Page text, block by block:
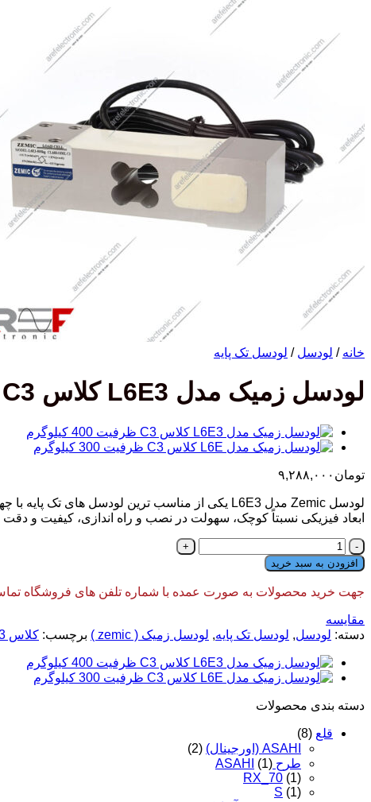
خانه / لودسل / لودسل تک پایه
لودسل زمیک مدل L6E3 کلاس C3 ظرفیت 500 کیلوگرم
تومان ۹,۲۸۸,۰۰۰
لودسل Zemic
ابعاد فیزیکی نسبتاً کوچک، سهولت در نصب و راه اندازی، کیفیت و
لودسل
زمیک
مدل
L6E3
C3
ظرفیت
کیلوگرم
عدد
افزودن به سبد خرید
جهت خرید محصولات به صورت عمده با شماره تلفن های فروشگاه تماس
مقایسه
دسته: لودسل, لودسل تک پایه, لودسل زمیک ( zemic ) برچسب: کلاس C3
دسته‌ بندی محصولات
قلع (8)
ASAHI (اورجینال)
(2)
طرح ASAHI (1)
RX_70 (1)
S (1)